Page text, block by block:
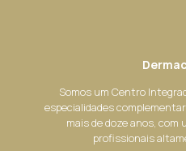
Somos um Centro
especialidades
mais de doze anos, com
profissionais